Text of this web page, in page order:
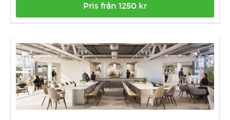
Pris från 1250 kr